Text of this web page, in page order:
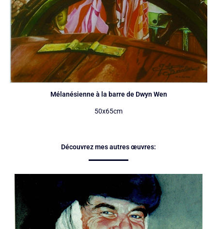
Mélanésienne à la barre de Dwyn Wen
50x65cm
Découvrez mes autres œuvres: